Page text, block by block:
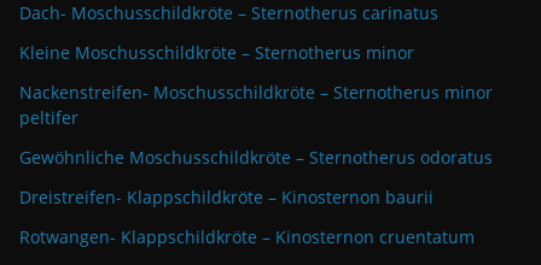
Dach- Moschusschildkröte – Sternotherus carinatus
Kleine Moschusschildkröte – Sternotherus minor
Nackenstreifen- Moschusschildkröte – Sternotherus minor
peltifer
Gewöhnliche Moschusschildkröte – Sternotherus odoratus
Dreistreifen- Klappschildkröte – Kinosternon baurii
Rotwangen- Klappschildkröte – Kinosternon cruentatum